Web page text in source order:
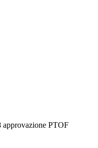
PTOF